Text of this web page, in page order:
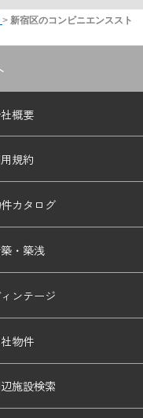
> 新宿区のコンビニエンススト
概要
規約
カタログ
・築浅
ンテージ
物件
施設検索